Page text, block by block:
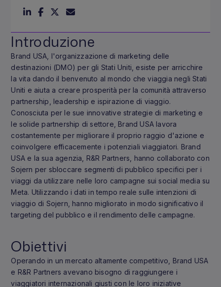
Introduzione
Brand USA, l'organizzazione di marketing delle
destinazioni (DMO) per gli Stati Uniti, esiste per arricchire
la vita dando il benvenuto al mondo che viaggia negli Stati
Uniti e aiuta a creare prosperità per la comunità attraverso
partnership, leadership e ispirazione di viaggio.
Conosciuta per le sue innovative strategie di marketing e
le solide partnership di settore, Brand USA lavora
costantemente per migliorare il proprio raggio d'azione e
coinvolgere efficacemente i potenziali viaggiatori. Brand
USA e la sua agenzia, R&R Partners, hanno collaborato con
Sojern per sbloccare segmenti di pubblico specifici per i
viaggi da utilizzare nelle loro campagne sui social media su
Meta. Utilizzando i dati in tempo reale sulle intenzioni di
viaggio di Sojern, hanno migliorato in modo significativo il
targeting del pubblico e il rendimento delle campagne.
Obiettivi
Operando in un mercato altamente competitivo, Brand USA
e R&R Partners avevano bisogno di raggiungere i
viaggiatori internazionali giusti con le loro iniziative